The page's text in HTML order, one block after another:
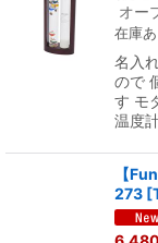
オー
在庫あ
名入
ので
す モ
温度
【
273 [